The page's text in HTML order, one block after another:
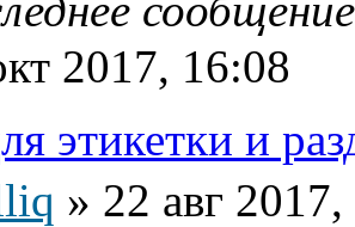
2017, 16:08
этикетки и
» 22 авг